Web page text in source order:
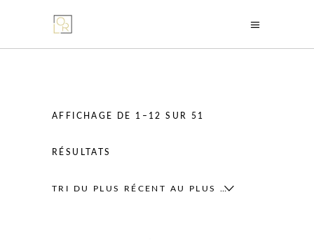
AFFICHAGE DE 1–12 SUR 51
RÉSULTATS
DU TRI DU PLUS RÉCENT AU PLUS ANCIEN